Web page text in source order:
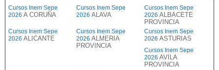
Cursos Inem Sepe
2026 A CORUÑA
Cursos Inem Sepe
2026 ALAVA
Cursos Inem Sepe
2026 ALBACETE
PROVINCIA
Cursos Inem Sepe
2026 ALICANTE
Cursos Inem Sepe
2026 ALMERIA
PROVINCIA
Cursos Inem Sepe
2026 ASTURIAS
Cursos Inem Sepe
2026 AVILA
PROVINCIA